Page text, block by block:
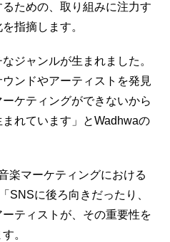
ための、取り組みに注力す
指摘します。
ジャンルが生まれました。
ンドやアーティストを発見
ケティングができないから
れています」とWadhwaの
楽マーケティングにおける
SNSに後ろ向きだったり、
ティストが、その重要性を
。